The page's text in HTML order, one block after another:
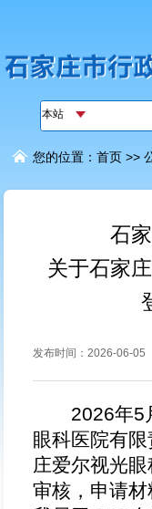
您的位置： 首页>>
石
关于石家
发布时间：2026-06-05
2026年5
眼科医院有
庄爱尔视光
审核，申请材